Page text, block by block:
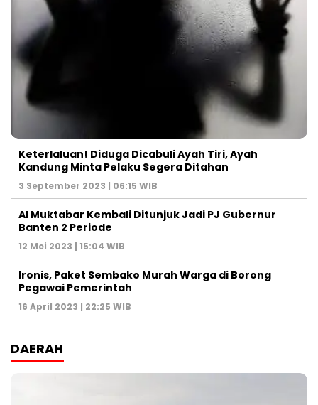
Keterlaluan! Diduga Dicabuli Ayah Tiri, Ayah
Kandung Minta Pelaku Segera Ditahan
3 September 2023 | 06:15 WIB
Al Muktabar Kembali Ditunjuk Jadi PJ Gubernur
Banten 2 Periode
12 Mei 2023 | 15:04 WIB
Ironis, Paket Sembako Murah Warga di Borong
Pegawai Pemerintah
16 April 2023 | 22:25 WIB
DAERAH